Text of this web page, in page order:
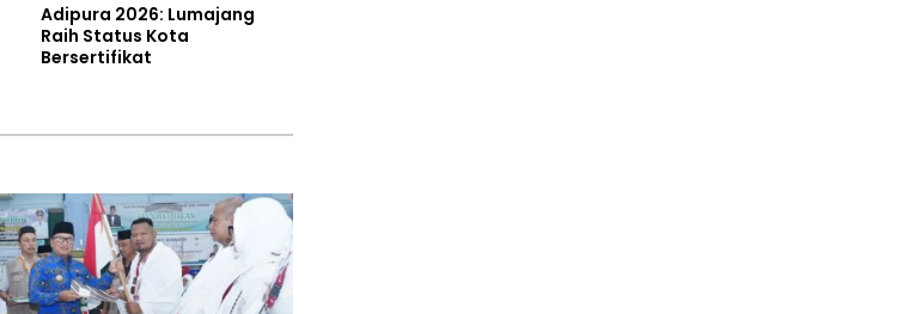
Adipura 2026: Lumajang
Raih Status Kota
Bersertifikat